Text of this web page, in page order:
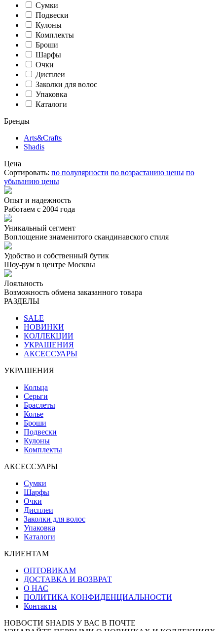
Сумки
Подвески
Кулоны
Комплекты
Броши
Шарфы
Очки
Дисплеи
Заколки для волос
Упаковка
Каталоги
Бренды
Arts&Crafts
Shadis
Цена
Сортировать: по полулярности по возрастанию цены по
убыванию цены
Опыт и надежность
Работаем с 2004 года
Уникальный сегмент
Воплощение знаменитого скандинавского стиля
Удобство и собственный бутик
Шоу-рум в центре Москвы
Лояльность
Возможность обмена заказанного товара
РАЗДЕЛЫ
SALE
НОВИНКИ
КОЛЛЕКЦИИ
УКРАШЕНИЯ
АКСЕССУАРЫ
УКРАШЕНИЯ
Кольца
Серьги
Браслеты
Колье
Броши
Подвески
Кулоны
Комплекты
АКСЕССУАРЫ
Сумки
Шарфы
Очки
Дисплеи
Заколки для волос
Упаковка
Каталоги
КЛИЕНТАМ
ОПТОВИКАМ
ДОСТАВКА И ВОЗВРАТ
О НАС
ПОЛИТИКА КОНФИДЕНЦИАЛЬНОСТИ
Контакты
НОВОСТИ SHADIS У ВАС В ПОЧТЕ